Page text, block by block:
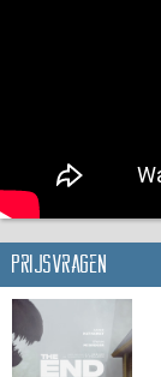
Prijsvragen